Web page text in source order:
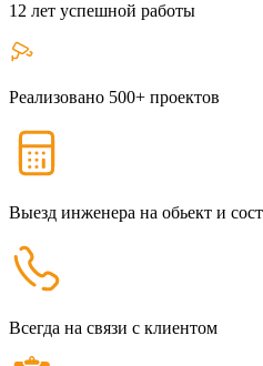
12 лет успешной работы
Реализовано 500+ проектов
Выезд инженера на обьект и
Всегда на связи с клиентом